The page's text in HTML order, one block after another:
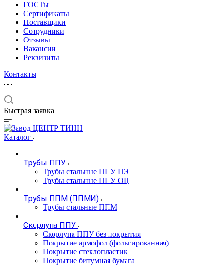
ГОСТы
Сертификаты
Поставщики
Сотрудники
Отзывы
Вакансии
Реквизиты
Контакты
Быстрая заявка
Каталог
Трубы ППУ
Трубы стальные ППУ ПЭ
Трубы стальные ППУ ОЦ
Трубы ППМ (ППМИ)
Трубы стальные ППМ
Скорлупа ППУ
Скорлупа ППУ без покрытия
Покрытие армофол (фольгированная)
Покрытие стеклопластик
Покрытие битумная бумага